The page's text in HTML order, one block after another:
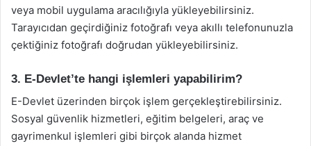
veya mobil uygulama aracılığıyla yükleyebilirsiniz.
Tarayıcıdan geçirdiğiniz fotoğrafı veya akıllı telefonunuzla
çektiğiniz fotoğrafı doğrudan yükleyebilirsiniz.
3. E-Devlet’te hangi işlemleri yapabilirim?
E-Devlet üzerinden birçok işlem gerçekleştirebilirsiniz.
Sosyal güvenlik hizmetleri, eğitim belgeleri, araç ve
gayrimenkul işlemleri gibi birçok alanda hizmet